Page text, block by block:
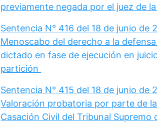
previamente negada por el juez de
Sentencia N° 416 del 18 de junio de
Menoscabo del derecho a la
dictado en fase de ejecución en
partición
Sentencia N° 415 del 18 de junio de
Valoración probatoria por parte de
Casación Civil del Tribunal Supremo